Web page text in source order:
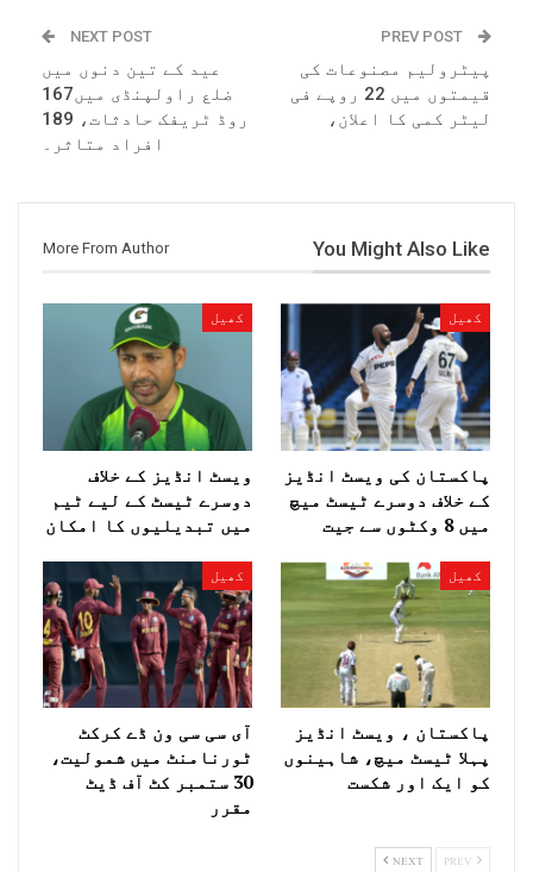
پیٹرولیم مصنوعات کی
قیمتوں میں 22 روپے فی
لیٹر کمی کا اعلان،
NEXT POST
عید کے تین دنوں میں
ضلع راولپنڈی میں167
روڈ ٹریفک حادثات، 189
افراد متاثر۔
You Might Also Like
More From Author
کھیل
پاکستان کی ویسٹ انڈیز
کے خلاف دوسرے ٹیسٹ میچ
میں 8 وکٹوں سے جیت
کھیل
ویسٹ انڈیز کے خلاف
دوسرے ٹیسٹ کے لیے ٹیم
میں تبدیلیوں کا امکان
کھیل
پاکستان ، ویسٹ انڈیز
پہلا ٹیسٹ میچ، شاہینوں
کو ایک اور شکست
کھیل
آی سی سی ون ڈے کرکٹ
ٹورنامنٹ میں شمولیت،
30 ستمبر کٹ آف ڈیٹ
مقرر
NEXT